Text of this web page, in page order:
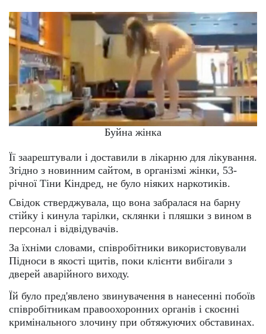
Буйна жінка
Її заарештували і доставили в лікарню для лікування.
Згідно з новинним сайтом, в організмі жінки, 53-
річної Тіни Кіндред, не було ніяких наркотиків.
Свідок стверджувала, що вона забралася на барну
стійку і кинула тарілки, склянки і пляшки з вином в
персонал і відвідувачів.
За їхніми словами, співробітники використовували
Підноси в якості щитів, поки клієнти вибігали з
дверей аварійного виходу.
Їй було пред'явлено звинувачення в нанесенні побоїв
співробітникам правоохоронних органів і скоєнні
кримінального злочину при обтяжуючих обставинах.